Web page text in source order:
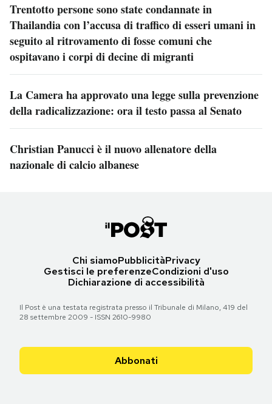
Trentotto persone sono state condannate in
Thailandia con l’accusa di traffico di esseri umani in
seguito al ritrovamento di fosse comuni che
ospitavano i corpi di decine di migranti
La Camera ha approvato una legge sulla prevenzione
della radicalizzazione: ora il testo passa al Senato
Christian Panucci è il nuovo allenatore della
nazionale di calcio albanese
Chi siamoPubblicitàPrivacy
Gestisci le preferenzeCondizioni d'uso
Dichiarazione di accessibilità
Il Post è una testata registrata presso il Tribunale di Milano, 419 del
28 settembre 2009 - ISSN 2610-9980
Abbonati